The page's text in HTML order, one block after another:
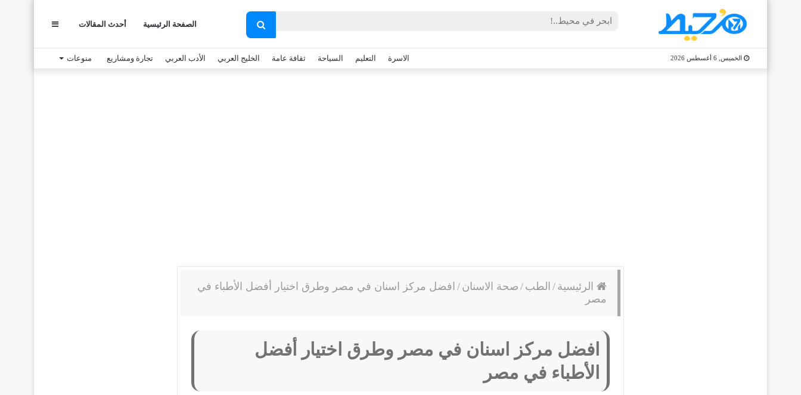
بحث
عن
الصفحة الرئيسية أحدث المقالات
الخميس, 6 أغسطس 2026 الاسرة التعليم السياحة ثقافة عامة الخليج العربي الأدب العربي تجارة ومشاريع منوعات
الرئيسية / الطب / صحة الاسنان / افضل مركز اسنان في مصر وطرق اختيار أفضل الأطباء في
مصر
افضل مركز اسنان في مصر وطرق اختيار أفضل
الأطباء في مصر